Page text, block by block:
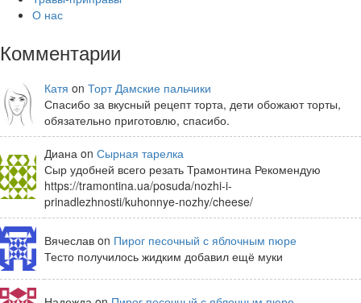
О нас
Комментарии
Катя on Торт Дамские пальчики
Спасибо за вкусный рецепт торта, дети обожают торты,
обязательно приготовлю, спасибо.
Диана on Сырная тарелка
Сыр удобней всего резать Трамонтина Рекомендую
https://tramontina.ua/posuda/nozhi-i-
prinadlezhnosti/kuhonnye-nozhy/cheese/
Вячеслав on Пирог песочный с яблочным пюре
Тесто получилось жидким добавил ещё муки